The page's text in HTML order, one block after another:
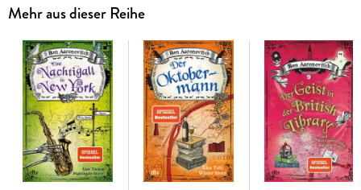
jede 'Akte X' wie ein Kinderspiel aussieht.
Mehr aus dieser Reihe